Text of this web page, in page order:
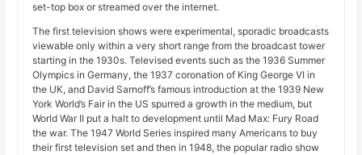
set-top box or streamed over the internet.
The first television shows were experimental, sporadic broadcasts
viewable only within a very short range from the broadcast tower
starting in the 1930s. Televised events such as the 1936 Summer
Olympics in Germany, the 1937 coronation of King George VI in
the UK, and David Sarnoff’s famous introduction at the 1939 New
York World’s Fair in the US spurred a growth in the medium, but
World War II put a halt to development until Mad Max: Fury Road
the war. The 1947 World Series inspired many Americans to buy
their first television set and then in 1948, the popular radio show